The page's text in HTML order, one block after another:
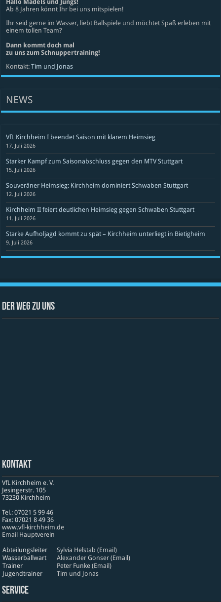
Hallo Mädels und Jungs!
Ab 8 Jahren könnt Ihr bei uns mitspielen!
Ihr seid gerne im Wasser, liebt Ballspiele und möchtet Spaß erleben mit
einem tollen Team?
Dann kommt doch mal
zu uns zum Schnuppertraining!
Kontakt:Tim und Jonas
NEWS
VfL Kirchheim I beendet Saison mit klarem Heimsieg
17. Juli 2026
Starker Kampf zum Saisonabschluss gegen den MTV Stuttgart
15. Juli 2026
Souveräner Heimsieg: Kirchheim dominiert Schwaben Stuttgart
12. Juli 2026
Kirchheim II feiert deutlichen Heimsieg gegen Schwaben Stuttgart
11. Juli 2026
Starke Aufholjagd kommt zu spät – Kirchheim unterliegt in Bietigheim
9. Juli 2026
Der Weg zu uns
Kontakt
VfL Kirchheim e. V.
Jesinger­str. 105
73230 Kirch­heim
Tel.: 07021 5 99 46
Fax: 07021 8 49 36
www​.vfl​-kirch​heim​.de
Email Hauptverein
Abteilungsleiter
Sylvia Helstab (Email)
Wasserballwart
Alexander Gonser (Email)
Trainer
Peter Funke (Email)
Jugendtrainer
Tim und Jonas
Service